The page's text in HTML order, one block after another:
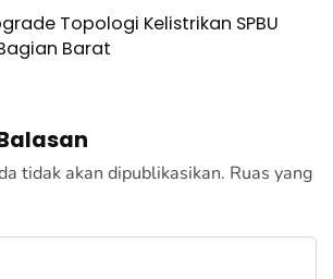
Topologi Kelistrikan SPBU
Barat
tidak akan dipublikasikan. Ruas yang